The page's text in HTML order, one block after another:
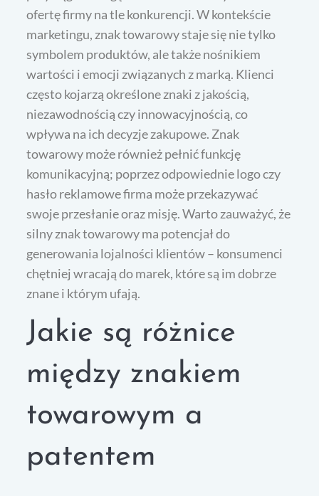
ofertę firmy na tle konkurencji. W kontekście
marketingu, znak towarowy staje się nie tylko
symbolem produktów, ale także nośnikiem
wartości i emocji związanych z marką. Klienci
często kojarzą określone znaki z jakością,
niezawodnością czy innowacyjnością, co
wpływa na ich decyzje zakupowe. Znak
towarowy może również pełnić funkcję
komunikacyjną; poprzez odpowiednie logo czy
hasło reklamowe firma może przekazywać
swoje przesłanie oraz misję. Warto zauważyć, że
silny znak towarowy ma potencjał do
generowania lojalności klientów – konsumenci
chętniej wracają do marek, które są im dobrze
znane i którym ufają.
Jakie są różnice
między znakiem
towarowym a
patentem